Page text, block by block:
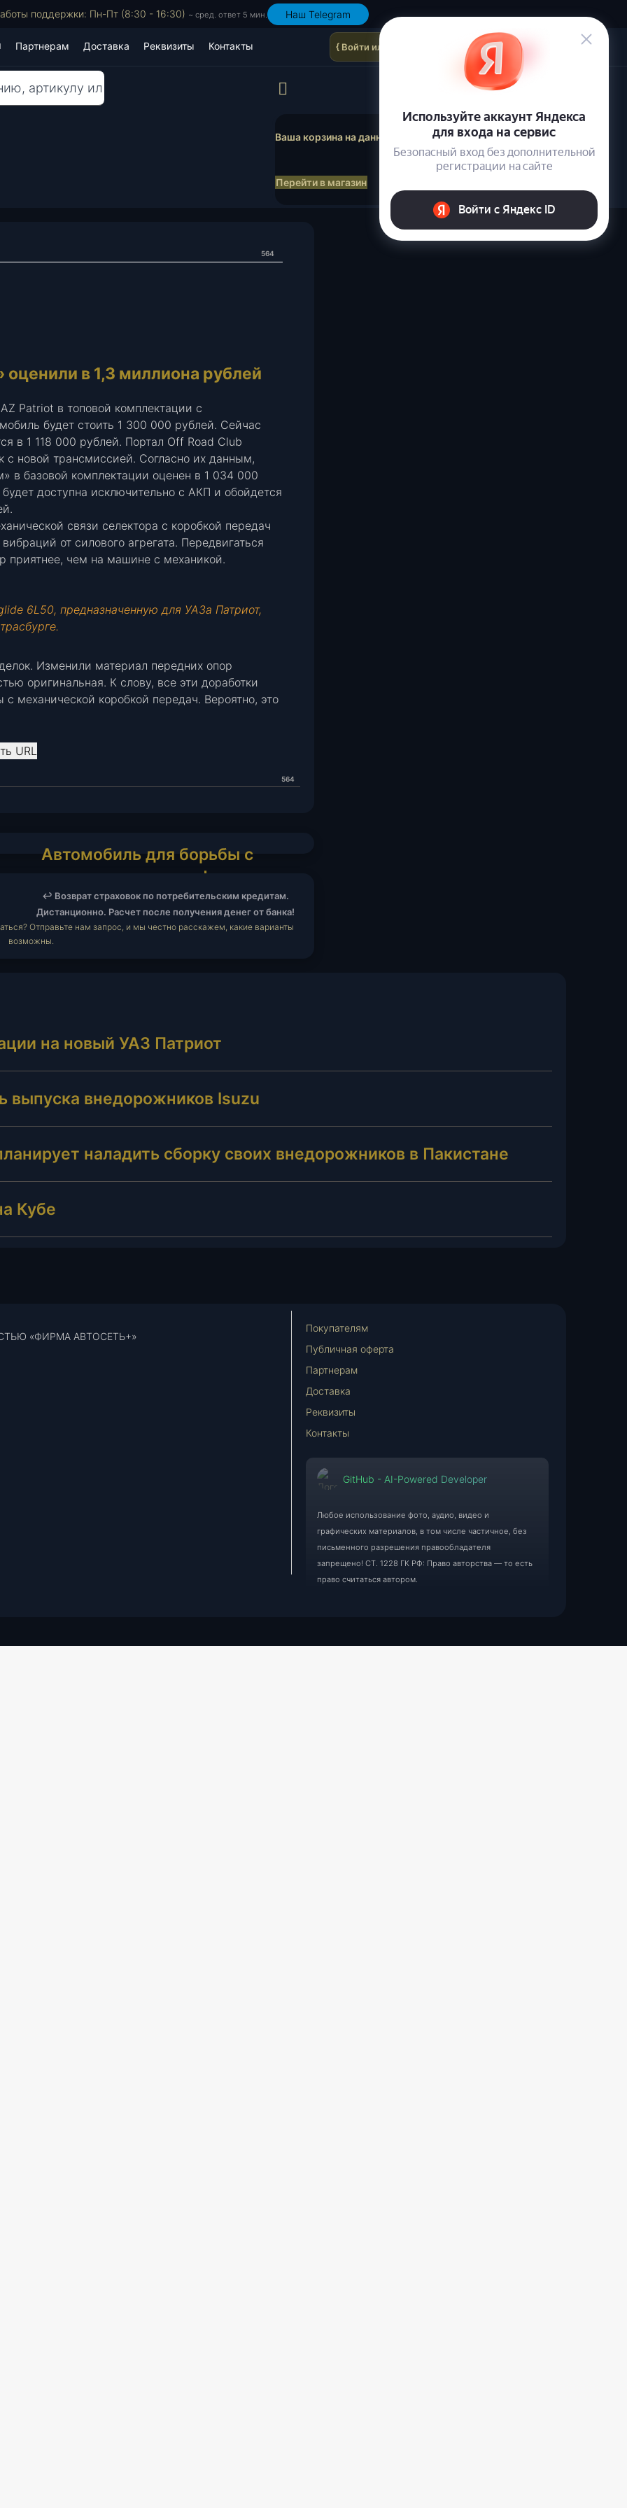
поддержки: Пн-Пт (8:30 - 16:30) ~ сред. ответ 5 мин. Наш Telegram
Партнерам Доставка Реквизиты Контакты { Войти или зарегистрироваться }
Ваша корзина на данный момент пуста.
Перейти в магазин
564
в 1,3 миллиона рублей
Patriot в топовой комплектации с
будет стоить 1 300 000 рублей. Сейчас
в 1 118 000 рублей. Портал Off Road Club
с новой трансмиссией. Согласно их данным,
в базовой комплектации оценен в 1 034 000
доступна исключительно с АКП и обойдется
связи селектора с коробкой передач
от силового агрегата. Передвигаться
приятнее, чем на машине с механикой.
6L50, предназначенную для УАЗа Патриот,
Изменили материал передних опор
оригинальная. К слову, все эти доработки
механической коробкой передач. Вероятно, это
URL
564
Автомобиль
с
лесными
пожарами!
Автомобиль для борьбы с
лесными пожарами!
↩️ Возврат страховок по потребительским кредитам.
Дистанционно. Расчет после получения денег от банка!
Отправьте нам запрос, и мы честно расскажем, какие варианты
возможны.
на новый УАЗ Патриот
выпуска внедорожников Isuzu
наладить сборку своих внедорожников в Пакистане
Кубе
«ФИРМА АВТОСЕТЬ+»
Покупателям
Публичная оферта
Партнерам
Доставка
Реквизиты
Контакты
GitHub - AI-Powered Developer
Любое использование фото, аудио, видео и
графических материалов, в том числе частичное, без
письменного разрешения правообладателя
запрещено! СТ. 1228 ГК РФ: Право авторства — то есть
право считаться автором.